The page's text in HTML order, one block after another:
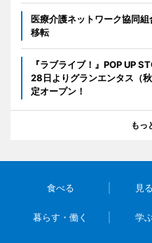
医療介護ネットワーク協同
移転
『ラブライブ！』POP UP
28日よりグランエンタス（
定オープン！
もっ
食べる 見
暮らす・働く 学